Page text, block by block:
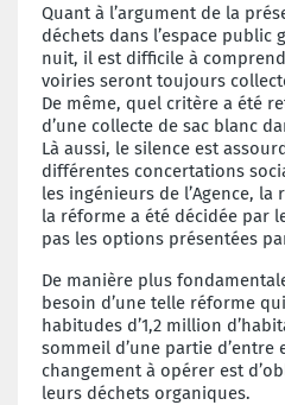
Quant à l’argument de la
déchets dans l’espace public
nuit, il est difficile à
voiries seront toujours
De même, quel critère a été
d’une collecte de sac blanc
Là aussi, le silence est
différentes concertations
les ingénieurs de l’Agence, la
la réforme a été décidée par
pas les options présentées
De manière plus
besoin d’une telle réforme
habitudes d’1,2 million
sommeil d’une partie d’entre
changement à opérer est
leurs déchets organiques.